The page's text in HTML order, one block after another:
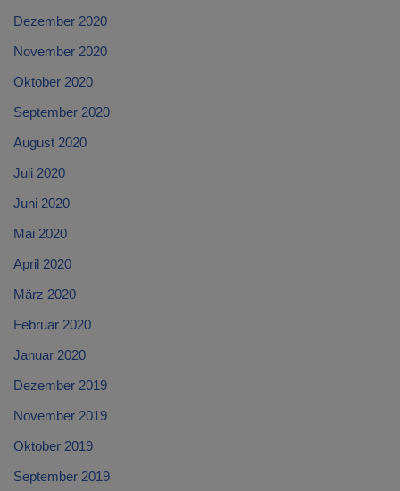
Dezember 2020
November 2020
Oktober 2020
September 2020
August 2020
Juli 2020
Juni 2020
Mai 2020
April 2020
März 2020
Februar 2020
Januar 2020
Dezember 2019
November 2019
Oktober 2019
September 2019